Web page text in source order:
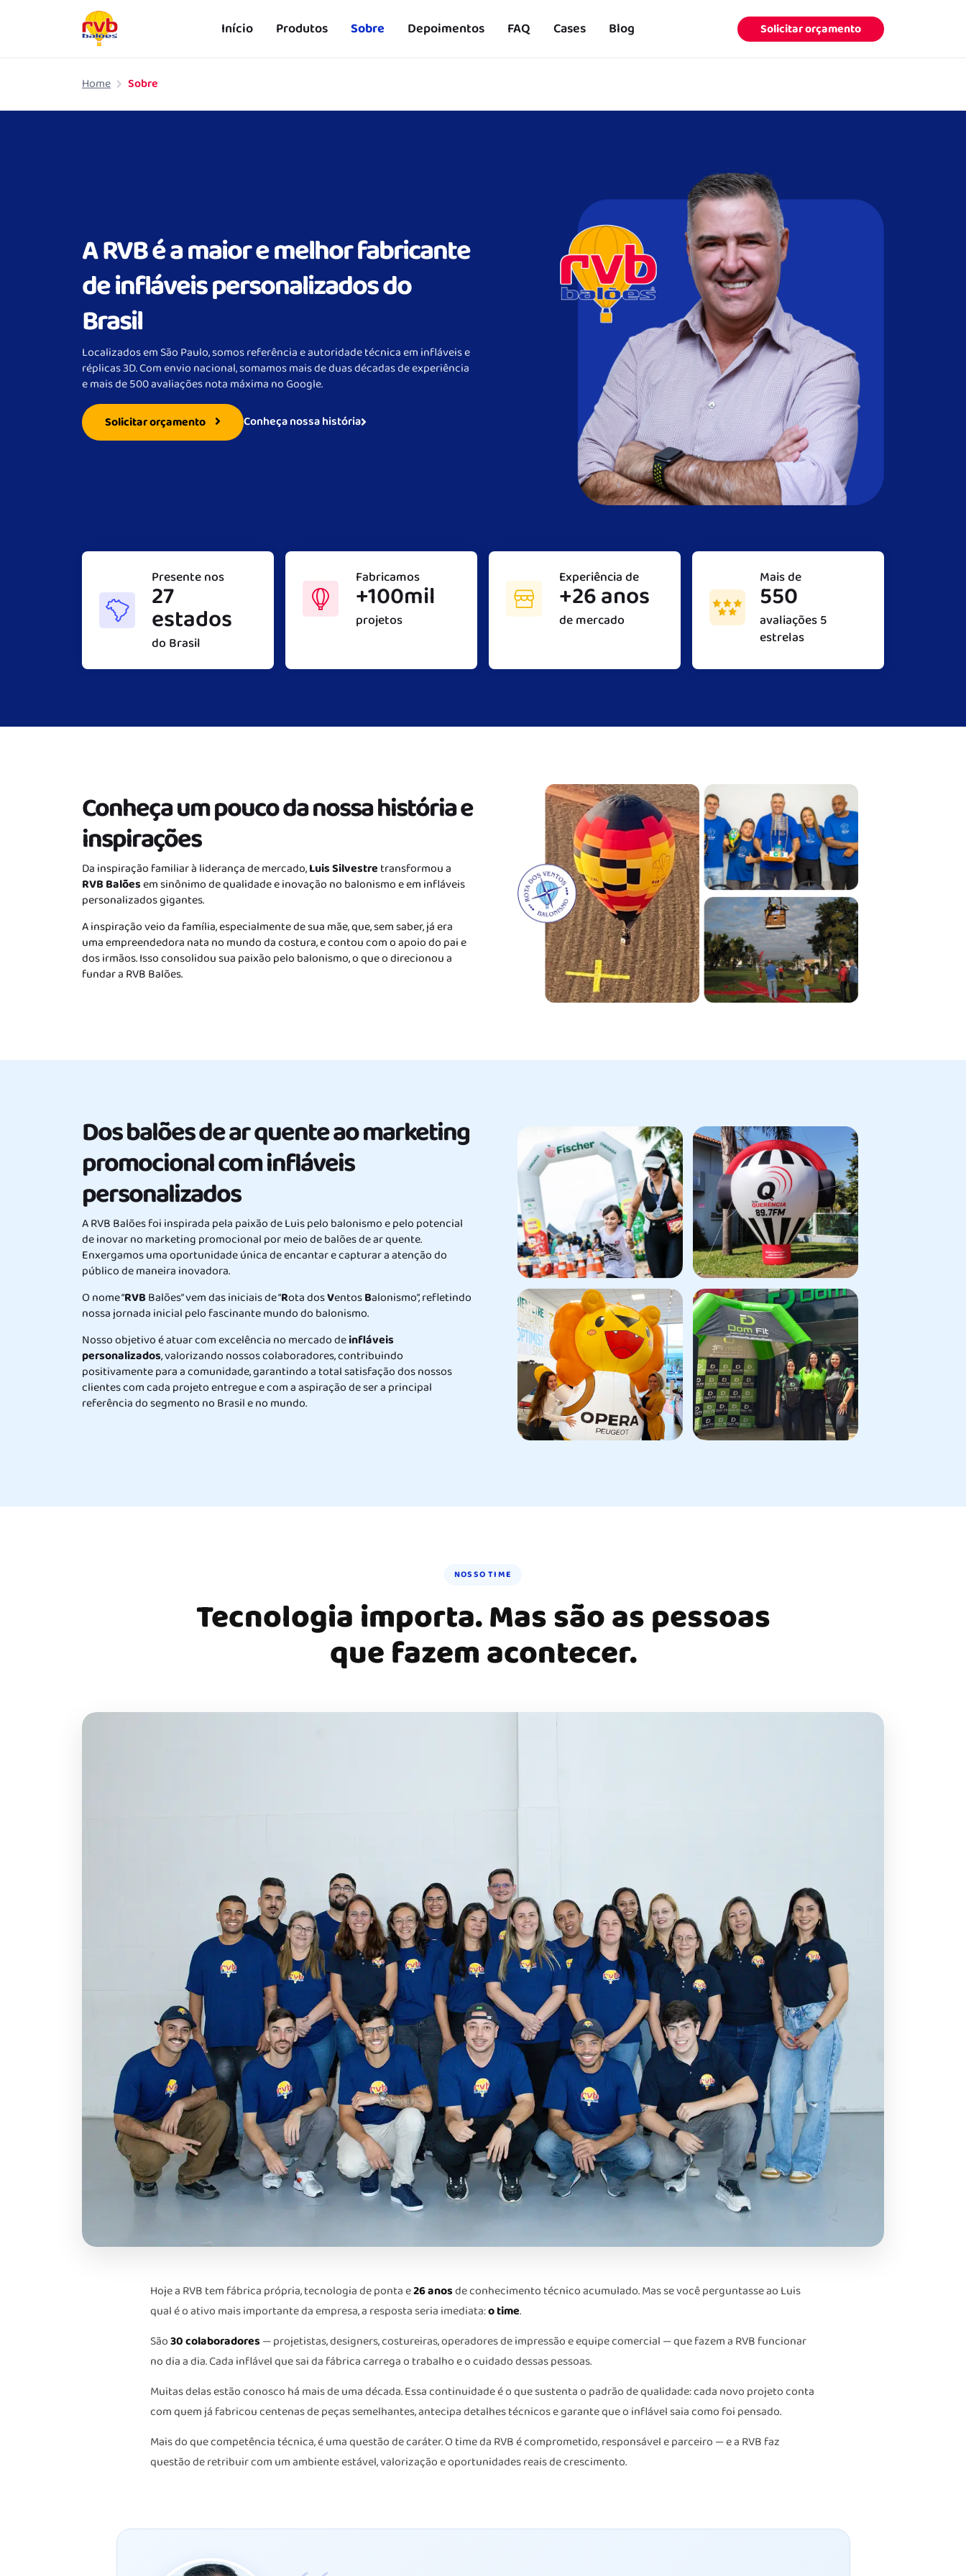
Início Produtos Sobre Depoimentos FAQ Cases Blog Solicitar orçamento
Home Sobre
A RVB é a maior e melhor fabricante
de infláveis personalizados do
Brasil
Localizados em São Paulo, somos referência e autoridade técnica em infláveis e
réplicas 3D. Com envio nacional, somamos mais de duas décadas de experiência
e mais de 500 avaliações nota máxima no Google.
Solicitar orçamento Conheça nossa história
Presente nos
27
estados
do Brasil
Fabricamos
+100mil
projetos
Experiência de
+26 anos
de mercado
Mais de
550
avaliações 5
estrelas
Conheça um pouco da nossa história e
inspirações
Da inspiração familiar à liderança de mercado,Luis Silvestretransformou a
RVB Balõesem sinônimo de qualidade e inovação no balonismo e em infláveis
personalizados gigantes.
A inspiração veio da família, especialmente de sua mãe, que, sem saber, já era
uma empreendedora nata no mundo da costura, e contou com o apoio do pai e
dos irmãos. Isso consolidou sua paixão pelo balonismo, o que o direcionou a
fundar a RVB Balões.
Dos balões de ar quente ao marketing
promocional com infláveis
personalizados
A RVB Balões foi inspirada pela paixão de Luis pelo balonismo e pelo potencial
de inovar no marketing promocional por meio de balões de ar quente.
Enxergamos uma oportunidade única de encantar e capturar a atenção do
público de maneira inovadora.
O nome “RVBBalões” vem das iniciais de “Rota dosVentosBalonismo”, refletindo
nossa jornada inicial pelo fascinante mundo do balonismo.
Nosso objetivo é atuar com excelência no mercado deinfláveis
personalizados, valorizando nossos colaboradores, contribuindo
positivamente para a comunidade, garantindo a total satisfação dos nossos
clientes com cada projeto entregue e com a aspiração de ser a principal
referência do segmento no Brasil e no mundo.
NOSSO TIME
Tecnologia importa. Mas são as pessoas
que fazem acontecer.
Hoje a RVB tem fábrica própria, tecnologia de ponta e26 anosde conhecimento técnico acumulado. Mas se você perguntasse ao Luis
qual é o ativo mais importante da empresa, a resposta seria imediata:o time.
São30 colaboradores — projetistas, designers, costureiras, operadores de impressão e equipe comercial — que fazem a RVB funcionar
no dia a dia. Cada inflável que sai da fábrica carrega o trabalho e o cuidado dessas pessoas.
Muitas delas estão conosco há mais de uma década. Essa continuidade é o que sustenta o padrão de qualidade: cada novo projeto conta
com quem já fabricou centenas de peças semelhantes, antecipa detalhes técnicos e garante que o inflável saia como foi pensado.
Mais do que competência técnica, é uma questão de caráter. O time da RVB é comprometido, responsável e parceiro — e a RVB faz
questão de retribuir com um ambiente estável, valorização e oportunidades reais de crescimento.